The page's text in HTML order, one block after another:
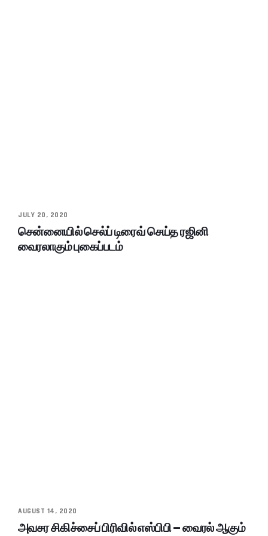
JULY 20, 2020
சென்னையில் செல்ப் டிரைவ் செய்த ரஜினி
வைரலாகும் புகைப்படம்
AUGUST 14, 2020
அவசர சிகிச்சைப் பிரிவில் எஸ்பிபி – வைரல் ஆகும்